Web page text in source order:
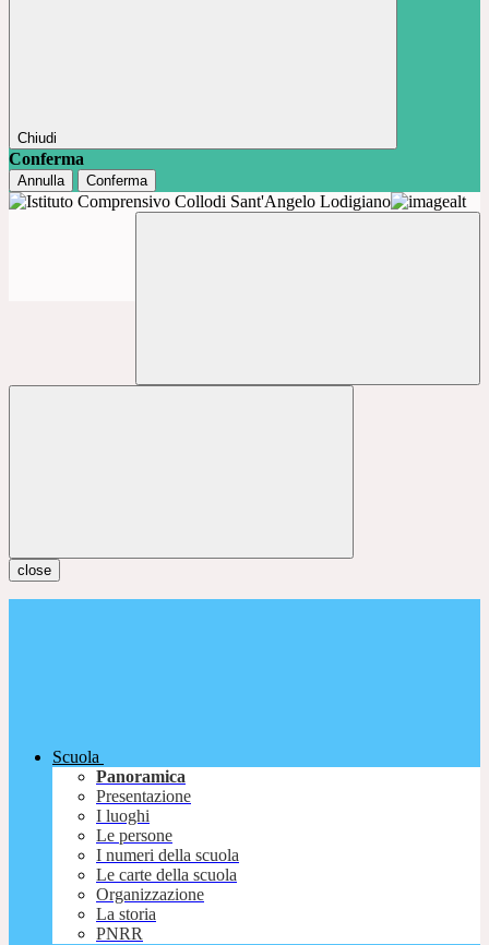
Chiudi
Conferma
Annulla Conferma
close
Scuola
Panoramica
Presentazione
I luoghi
Le persone
I numeri della scuola
Le carte della scuola
Organizzazione
La storia
PNRR